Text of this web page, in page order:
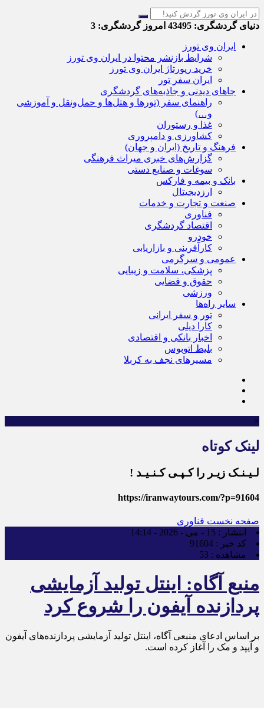
دنیای گردشگری: امروز گردشگری:
ایران وی تورز
شرایط بازنشر محتوا در ایران وی تورز
خرید رپورتاژ ایران وی تورز
ایران سفر تور
جاهای دیدنی و جاذبه‌های گردشگری
راهنمای سفر (تورها و هتل‌ها و حمل‌و‌نقل و آموزشی
و…)
غذا و رستوران
کشاورزی و دامپروری
فرهنگ و تاریخ (ایران و جهان)
گزارش‌های خبری میراث فرهنگی
سوغات و صنایع دستی
بانک و بیمه و فارکس
ارزدیجیتال
صنعت و تجارت و خدمات
فناوری
اقتصاد گردشگری
خودرو
کارآفرینی و بازاریابی
عمومی و سرگرمی
پزشکی، سلامت و زیبایی
حقوق و قضایی
ورزشی
سایر راه‌ها
تور و سفر ایرانی
کارا دیلی
اخبار بانکی و اقتصادی
بلیط اتوبوس
مسیرهای نجف به کربلا
×
لینک کوتاه
لـیـنـک زیـر را کـپـی کـنـیـد !
https://iranwaytours.com/?p=91604
صفحه نخست فناوری
انتشار : 15 - می - 2026 - 14:14
کد خبر : 91604
مشاهده : 53
منبع آگاه: اینتل تولید آزمایشی
پردازنده آیفون را شروع کرد
بر اساس ادعای منبعی آگاه، اینتل تولید آزمایشی پردازنده‌های آیفون
و آیپد و مک را آغاز کرده است.